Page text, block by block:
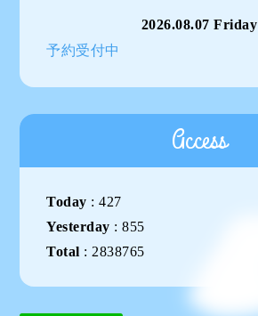
2026.08.07 Friday
予約受付中
Access
Today :427
Yesterday :855
Total : 2838765